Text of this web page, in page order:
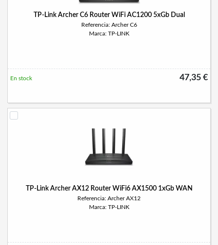
TP-Link Archer C6 Router WiFi AC1200 5xGb Dual
Referencia: Archer C6
Marca: TP-LINK
47,35 €
En stock
TP-Link Archer AX12 Router WiFi6 AX1500 1xGb WAN
Referencia: Archer AX12
Marca: TP-LINK